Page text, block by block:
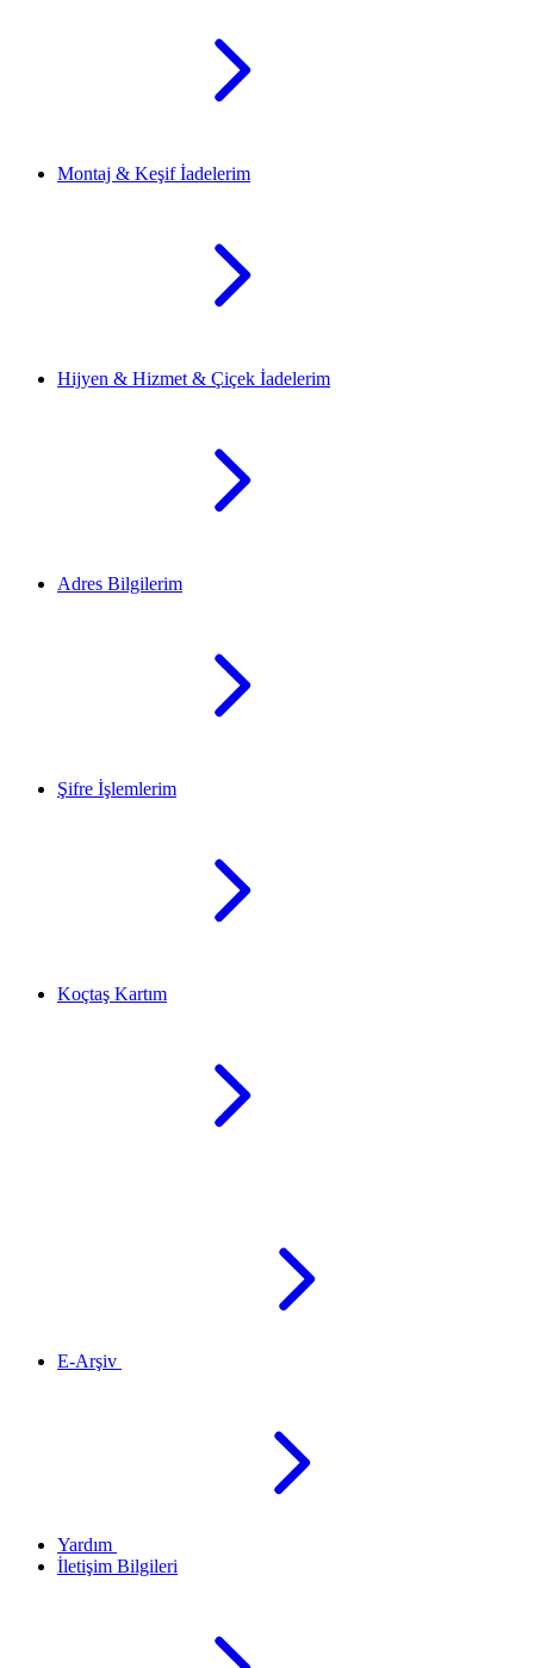
Montaj & Keşif İadelerim
Hijyen & Hizmet & Çiçek İadelerim
Adres Bilgilerim
Şifre İşlemlerim
Koçtaş Kartım
E-Arşiv
Yardım
İletişim Bilgileri